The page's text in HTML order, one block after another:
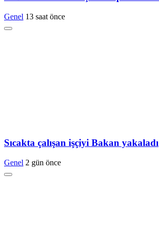
Genel 13 saat önce
Sıcakta çalışan işçiyi Bakan yakaladı
Genel 2 gün önce